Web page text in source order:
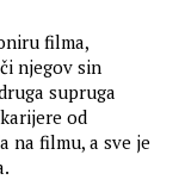
filma,
njegov sin
supruga
od
na filmu, a sve je